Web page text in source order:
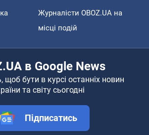
Журналісти OBOZ.UA на
місці подій
в Google News
щоб бути в курсі останніх новин
та світу сьогодні
Підписатись